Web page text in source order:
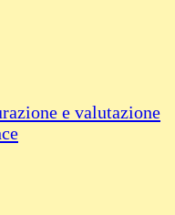
e valutazione